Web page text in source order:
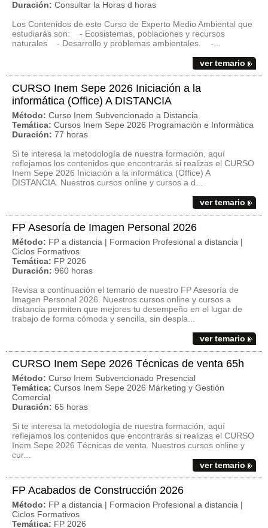
Duración: Consultar la Horas d horas
Los Contenidos de este Curso de Experto Medio Ambiental que
estudiarás son: - Ecosistemas, poblaciones y recursos
naturales - Desarrollo y problemas ambientales. -...
ver temario
CURSO Inem Sepe 2026 Iniciación a la
informática (Office) A DISTANCIA
Método: Curso Inem Subvencionado a Distancia
Temática: Cursos Inem Sepe 2026 Programación e Informática
Duración: 77 horas
Si te interesa la metodología de nuestra formación, aquí
reflejamos los contenidos que encontrarás si realizas el CURSO
Inem Sepe 2026 Iniciación a la informática (Office) A
DISTANCIA. Nuestros cursos online y cursos a d...
ver temario
FP Asesoría de Imagen Personal 2026
Método: FP a distancia | Formacion Profesional a distancia |
Ciclos Formativos
Temática: FP 2026
Duración: 960 horas
Revisa a continuación el temario de nuestro FP Asesoría de
Imagen Personal 2026. Nuestros cursos online y cursos a
distancia permiten que mejores tu desempeño en el lugar de
trabajo de forma cómoda y sencilla, sin despla...
ver temario
CURSO Inem Sepe 2026 Técnicas de venta 65h
Método: Curso Inem Subvencionado Presencial
Temática: Cursos Inem Sepe 2026 Márketing y Gestión
Comercial
Duración: 65 horas
Si te interesa la metodología de nuestra formación, aquí
reflejamos los contenidos que encontrarás si realizas el CURSO
Inem Sepe 2026 Técnicas de venta. Nuestros cursos online y
cur...
ver temario
FP Acabados de Construcción 2026
Método: FP a distancia | Formacion Profesional a distancia |
Ciclos Formativos
Temática: FP 2026